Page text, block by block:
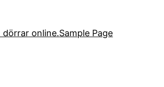
online.Sample Page